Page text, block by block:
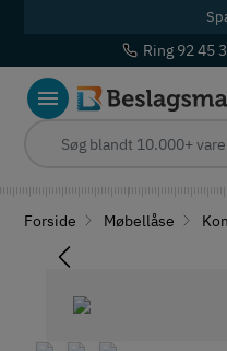
Ring 92 45
Forside Møbellåse